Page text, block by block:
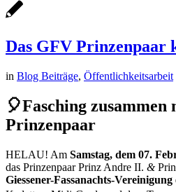
Das GFV Prinzenpaar
in Blog Beiträge, Öffentlichkeitsarbeit
🎈Fasching
Prinzenpaar
HELAU! Am Samstag, dem 07.
das Prinzenpaar Prinz Andre II. &
Giessener-Fassanachts-Vereinigung